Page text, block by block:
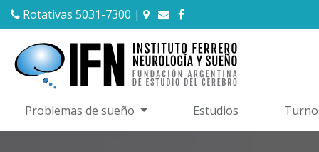
Rotativas 5031-7300 |
Problemas de sueño Estudios